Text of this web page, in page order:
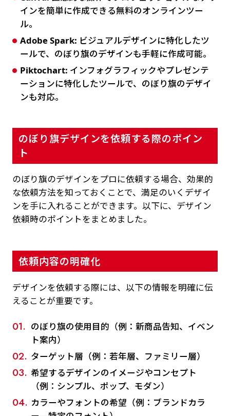
インを簡単に作成できる無料のオンラインツー
ル。
Adobe Spark: ビジュアルデザインに特化したツ
ールで、のぼり旗のデザインも手軽に作成可能。
Piktochart: インフォグラフィックやプレゼンテ
ーションに特化したツールで、のぼり旗のデザイ
ンも対応。
のぼり旗デザインを依頼する際のポイン
ト
のぼり旗のデザインをプロに依頼する場合、効果的
な依頼方法を知っておくことで、満足のいくデザイ
ンを手に入れることができます。以下に、デザイン
依頼時のポイントをまとめました。
依頼内容の明確化
デザインを依頼する際には、以下の情報を明確に伝
えることが重要です。
のぼり旗の使用目的（例：新商品告知、イベン
ト案内）
ターゲット層（例：若年層、ファミリー層）
希望するデザインのイメージやコンセプト
（例：シンプル、ポップ、モダン）
カラーやフォントの希望（例：ブランドカラ